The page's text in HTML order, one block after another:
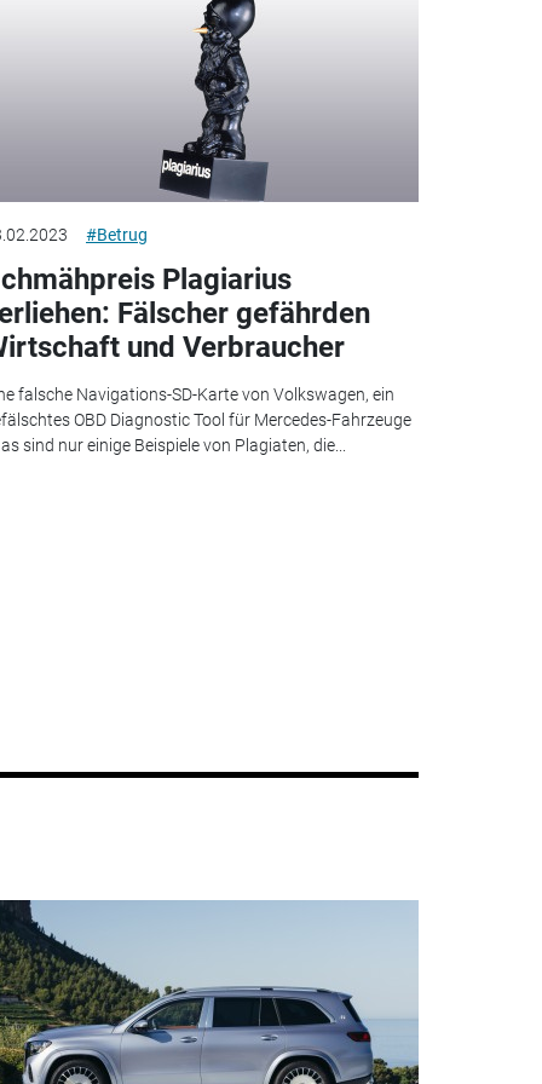
#Betrug
Plagiarius
Fälscher gefährden
und Verbraucher
falsche Navigations-SD-Karte von Volkswagen, ein
OBD Diagnostic Tool für Mercedes-Fahrzeuge
sind nur einige Beispiele von Plagiaten, die...